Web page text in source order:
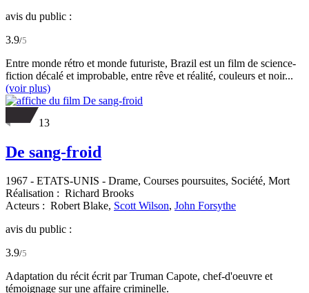
avis du public :
3.9/5
Entre monde rétro et monde futuriste, Brazil est un film de science-
fiction décalé et improbable, entre rêve et réalité, couleurs et noir...
(voir plus)
13
De sang-froid
1967 - ETATS-UNIS - Drame, Courses poursuites, Société, Mort
Réalisation : Richard Brooks
Acteurs : Robert Blake, Scott Wilson, John Forsythe
avis du public :
3.9/5
Adaptation du récit écrit par Truman Capote, chef-d'oeuvre et
témoignage sur une affaire criminelle.